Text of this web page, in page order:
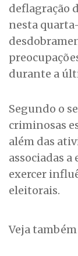
deflagração
nesta
durante a
Segundo o
criminosas
além das
associadas
exercer
eleitorais.
Veja também